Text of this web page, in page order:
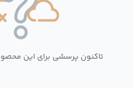
تاکنون پرسشی برای این